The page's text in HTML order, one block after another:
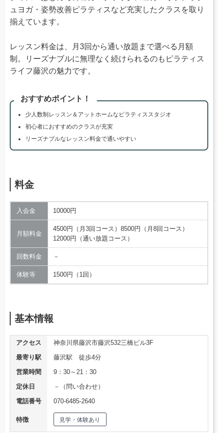
ュヨガ・姿勢改善ピラティスなど充実したクラスを取り
揃えています。
レッスン料金は、月3回から通い放題まで選べる月額
制。リーズナブルに無理なく続けられるのもピラティス
ライフ藤沢の魅力です。
おすすめポイント！
少人数制レッスン＆アットホームなピラティススタジオ
初心者におすすめのクラスが充実
リーズナブルなレッスン料金で通いやすい
料金
入会金 10000円
月額料金
4500円（月3回コース）8500円（月8回コース）
12000円（通い放題コース）
回数料金 －
体験等 1500円（1回）
基本情報
アクセス
神奈川県藤沢市藤沢532三橋ビル3F
最寄り駅
藤沢駅 徒歩4分
営業時間
9：30～21：30
定休日
－（問い合わせ）
電話番号
070-6485-2640
特徴 見学・体験あり